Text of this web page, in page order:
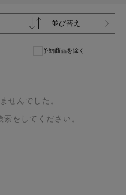
並び替え
予約商品を除く
せんでした。
をしてください。